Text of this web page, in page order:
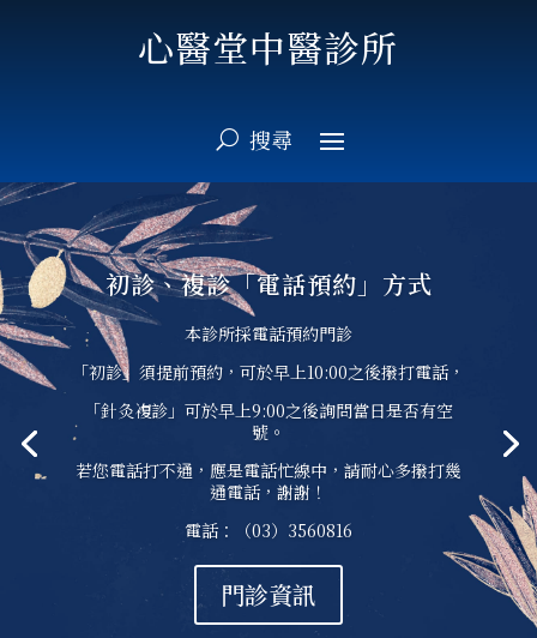
心醫堂中醫診所
初診、複診「電話預約」方式
本診所採電話預約門診
「初診」須提前預約，可於早上10:00之後撥打電話，
「針灸複診」可於早上9:00之後詢問當日是否有空
號。
若您電話打不通，應是電話忙線中，請耐心多撥打幾
通電話，謝謝！
電話：（03）3560816
門診資訊